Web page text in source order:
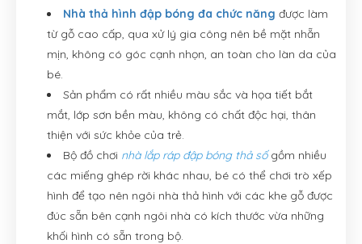
Nhà thả hình đập bóng đa chức năng được làm
từ gỗ cao cấp, qua xử lý gia công nên bề mặt nhẵn
mịn, không có góc cạnh nhọn, an toàn cho làn da của
bé.
Sản phẩm có rất nhiều màu sắc và họa tiết bắt
mắt, lớp sơn bền màu, không có chất độc hại, thân
thiện với sức khỏe của trẻ.
Bộ đồ chơi nhà lắp ráp đập bóng thả sốgồm nhiều
các miếng ghép rời khác nhau, bé có thể chơi trò xếp
hình để tạo nên ngôi nhà thả hình với các khe gỗ được
đúc sẵn bên cạnh ngôi nhà có kích thước vừa những
khối hình có sẵn trong bộ.